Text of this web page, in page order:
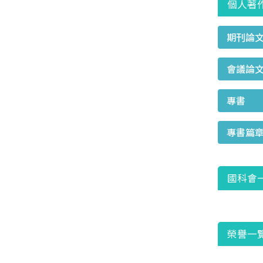
個人著
期刊論
會議論
專書
專書篇章
國科會
榮譽一